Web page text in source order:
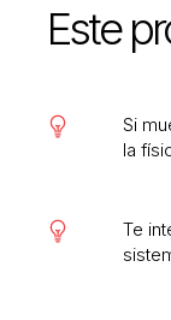
Este
Si
la
Te